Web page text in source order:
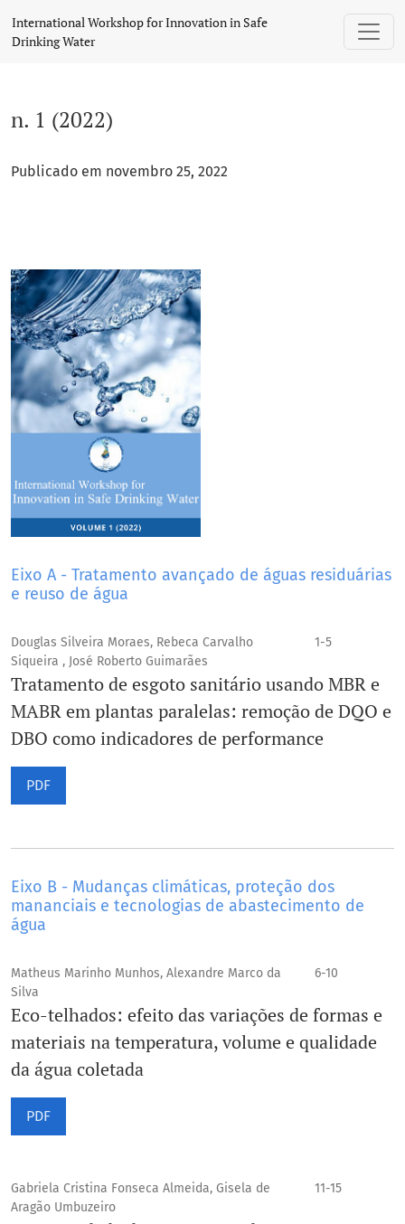
International Workshop for Innovation in Safe
Drinking Water
n. 1 (2022)
Publicado em novembro 25, 2022
Eixo A - Tratamento avançado de águas residuárias
e reuso de água
Douglas Silveira Moraes, Rebeca Carvalho
Siqueira , José Roberto Guimarães
1-5
Tratamento de esgoto sanitário usando MBR e
MABR em plantas paralelas: remoção de DQO e
DBO como indicadores de performance
PDF
Eixo B - Mudanças climáticas, proteção dos
mananciais e tecnologias de abastecimento de
água
Matheus Marinho Munhos, Alexandre Marco da
Silva
6-10
Eco-telhados: efeito das variações de formas e
materiais na temperatura, volume e qualidade
da água coletada
PDF
Gabriela Cristina Fonseca Almeida, Gisela de
Aragão Umbuzeiro
11-15